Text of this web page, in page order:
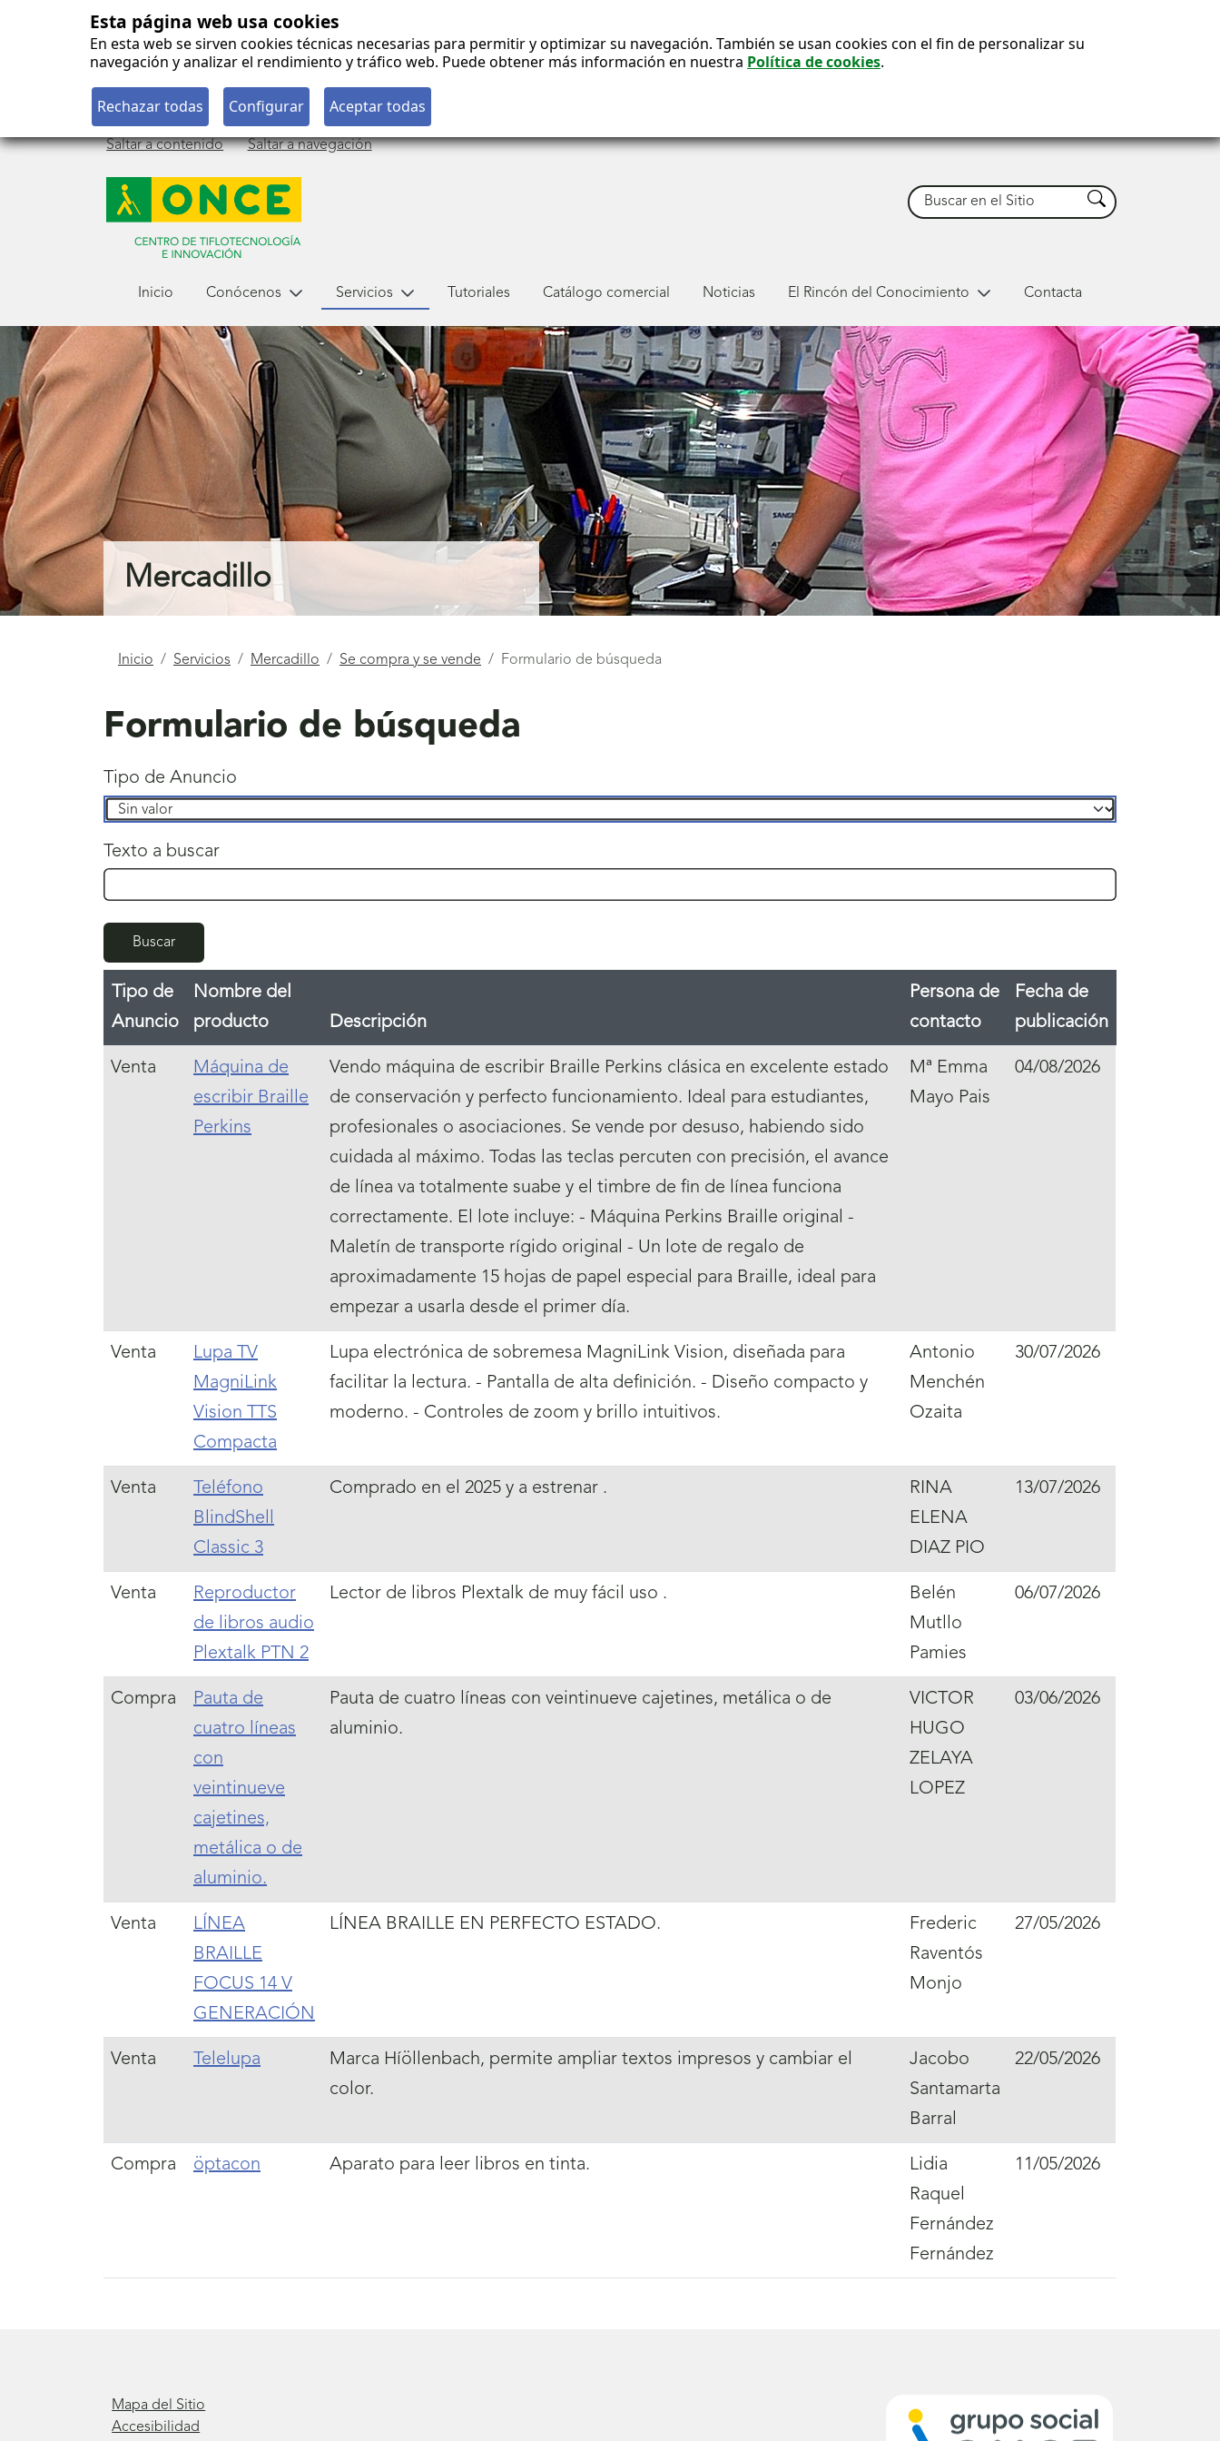
Esta página web usa cookies
En esta web se sirven cookies técnicas necesarias para permitir y optimizar su navegación. También se usan cookies con el fin de personalizar su
navegación y analizar el rendimiento y tráfico web. Puede obtener más información en nuestra Política de cookies.
Saltar a contenido Saltar a navegación
Buscar Buscar
principal
Inicio Conócenos Servicios Tutoriales Catálogo comercial Noticias El Rincón del Conocimiento Contacta
Mercadillo
Está
Inicio Servicios Mercadillo Se compra y se vende Formulario de búsqueda
Formulario de búsqueda
Tipo de Anuncio
Texto a buscar
Buscar
Tipo de
Anuncio
Nombre del
producto
Descripción
Persona de
contacto
Fecha de
publicación
Venta
Máquina de
escribir Braille
Perkins
Vendo máquina de escribir Braille Perkins clásica en excelente estado
de conservación y perfecto funcionamiento. Ideal para estudiantes,
profesionales o asociaciones. Se vende por desuso, habiendo sido
cuidada al máximo. Todas las teclas percuten con precisión, el avance
de línea va totalmente suabe y el timbre de fin de línea funciona
correctamente. El lote incluye: - Máquina Perkins Braille original -
Maletín de transporte rígido original - Un lote de regalo de
aproximadamente 15 hojas de papel especial para Braille, ideal para
empezar a usarla desde el primer día.
Mª Emma
Mayo Pais
04/08/2026
Venta
Lupa TV
MagniLink
Vision TTS
Compacta
Lupa electrónica de sobremesa MagniLink Vision, diseñada para
facilitar la lectura. - Pantalla de alta definición. - Diseño compacto y
moderno. - Controles de zoom y brillo intuitivos.
Antonio
Menchén
Ozaita
30/07/2026
Venta
Teléfono
BlindShell
Classic 3
Comprado en el 2025 y a estrenar .
RINA
ELENA
DIAZ PIO
13/07/2026
Venta
Reproductor
de libros audio
Plextalk PTN 2
Lector de libros Plextalk de muy fácil uso .
Belén
Mutllo
Pamies
06/07/2026
Compra
Pauta de
cuatro líneas
con
veintinueve
cajetines,
metálica o de
aluminio.
Pauta de cuatro líneas con veintinueve cajetines, metálica o de
aluminio.
VICTOR
HUGO
ZELAYA
LOPEZ
03/06/2026
Venta
LÍNEA
BRAILLE
FOCUS 14 V
GENERACIÓN
LÍNEA BRAILLE EN PERFECTO ESTADO.
Frederic
Raventós
Monjo
27/05/2026
Venta Telelupa
Marca Híöllenbach, permite ampliar textos impresos y cambiar el
color.
Jacobo
Santamarta
Barral
22/05/2026
Compra öptacon Aparato para leer libros en tinta.
Lidia
Raquel
Fernández
Fernández
11/05/2026
Mapa del Sitio
Accesibilidad